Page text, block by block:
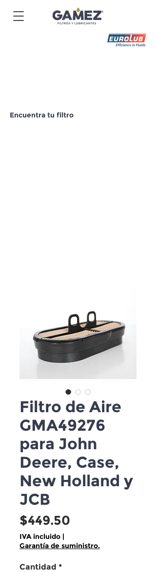
Encuentra tu filtro
Filtro de Aire
GMA49276
para John
Deere, Case,
New Holland y
JCB
$449.50
IVA incluido |
Garantía de suministro.
Cantidad *